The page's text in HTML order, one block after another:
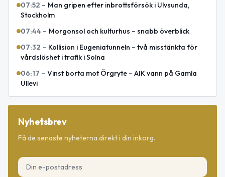
07:52 – Man gripen efter inbrottsförsök i Ulvsunda,
Stockholm
07:44 – Morgonsol och kulturhus – snabb överblick
07:32 – Kollision i Eugeniatunneln – två misstänkta för
vårdslöshet i trafik i Solna
06:17 – Vinst borta mot Örgryte – AIK vann på Gamla
Ullevi
Nyhetsbrev
Få de senaste nyheterna direkt i din inkorg.